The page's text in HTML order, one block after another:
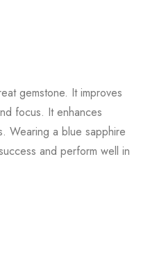
gemstone. It improves
focus. It enhances
Wearing a blue sapphire
and perform well in